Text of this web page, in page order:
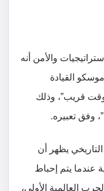
والأمن أنه
القيادة
وقت قريب”، وذلك
وفق تعبيره.
يظهر أن
عندما يتم إحباط
العالمية الأولى،